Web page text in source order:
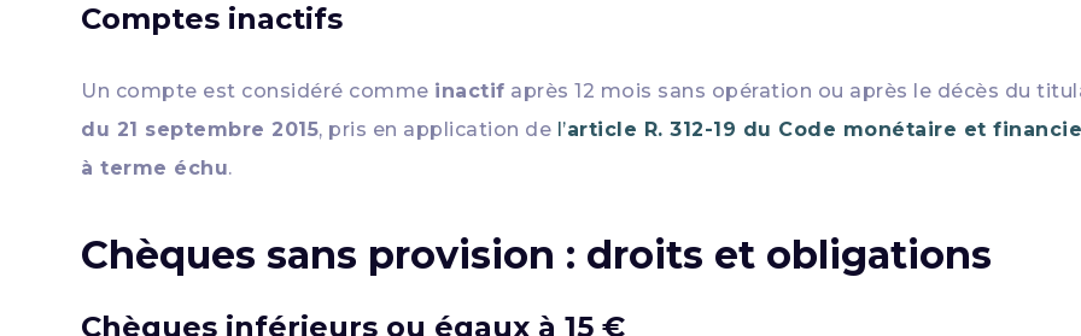
Comptes inactifs
Un compte est considéré comme inactif après 12 mois sans opération ou après le décès du
du 21 septembre 2015, pris en application de l’article R. 312-19 du Code monétaire et
à terme échu.
Chèques sans provision : droits et obligations
Chèques inférieurs ou égaux à 15 €